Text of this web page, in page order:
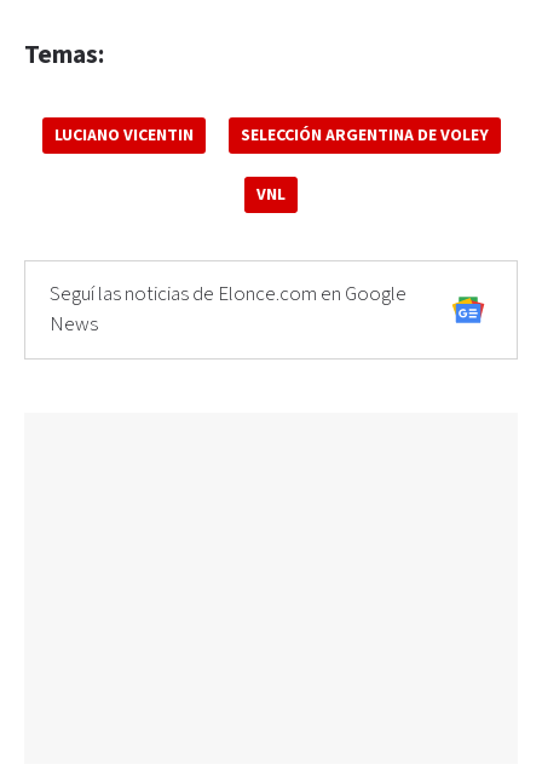
Temas:
LUCIANO VICENTIN SELECCIÓN ARGENTINA DE VOLEY
VNL
Seguí las noticias de Elonce.com en Google
News